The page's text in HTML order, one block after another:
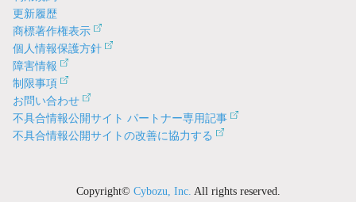
更新履歴
商標著作権表示
個人情報保護方針
障害情報
制限事項
お問い合わせ
不具合情報公開サイト パートナー専用記事
不具合情報公開サイトの改善に協力する
Copyright© Cybozu, Inc. All rights reserved.